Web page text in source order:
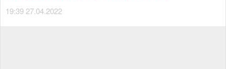
19:39 27.04.2022